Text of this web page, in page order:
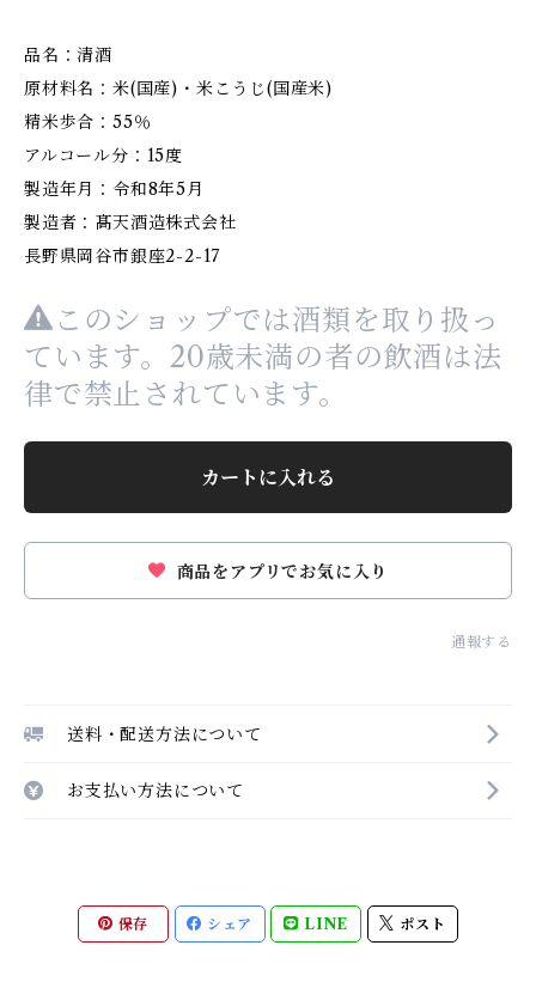
品名：清酒
原材料名：米(国産)・米こうじ(国産米)
精米歩合：55％
アルコール分：15度
製造年月：令和8年5月
製造者：髙天酒造株式会社
長野県岡谷市銀座2-2-17
このショップでは酒類を取り扱っ
ています。20歳未満の者の飲酒は法
律で禁止されています。
カートに入れる
商品をアプリでお気に入り
通報する
送料・配送方法について
お支払い方法について
保存 シェア LINE ポスト